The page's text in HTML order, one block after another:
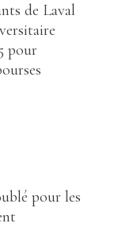
de Laval
pour
pour les